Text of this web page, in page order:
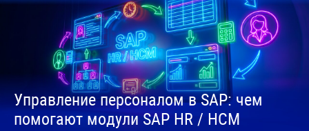
Управление персоналом в SAP: чем
помогают модули SAP HR / HCM